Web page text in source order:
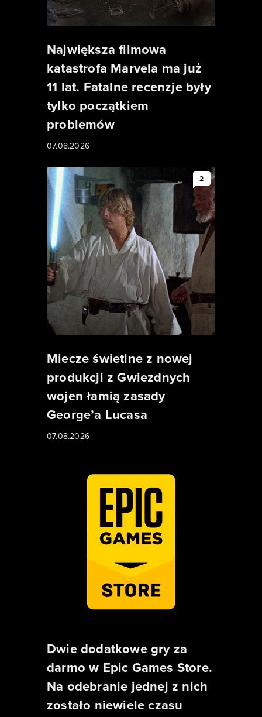
Największa filmowa
katastrofa Marvela ma już
11 lat. Fatalne recenzje były
tylko początkiem
problemów
07.08.2026
2
Miecze świetlne z nowej
produkcji z Gwiezdnych
wojen łamią zasady
George’a Lucasa
07.08.2026
Dwie dodatkowe gry za
darmo w Epic Games Store.
Na odebranie jednej z nich
zostało niewiele czasu